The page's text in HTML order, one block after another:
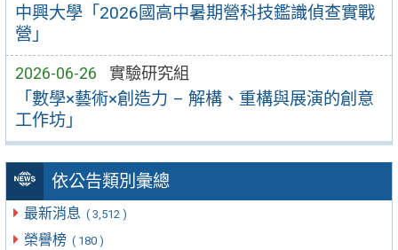
中興大學「2026國高中暑期營科技鑑識偵查實戰
營」
2026-06-26 實驗研究組
「數學×藝術×創造力 – 解構、重構與展演的創意
工作坊」
依公告類別彙總
最新消息 ( 3,512 )
榮譽榜 ( 180 )